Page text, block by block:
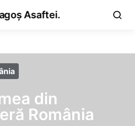
Asaftei.
din
România